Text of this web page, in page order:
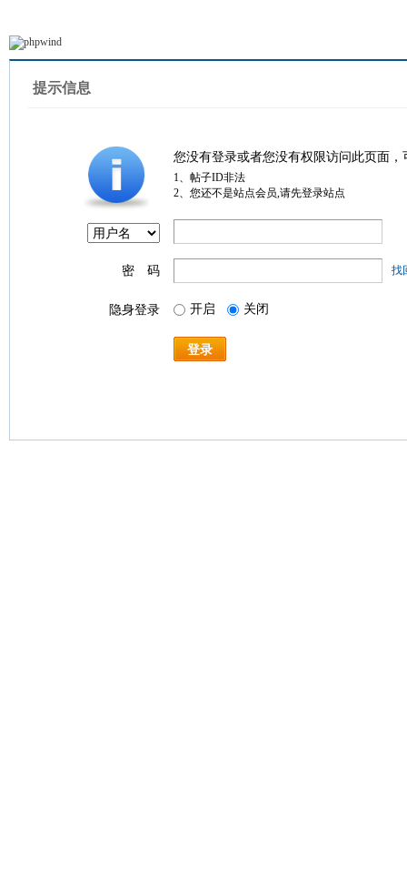
提示信息
您没有登录或者您没有权限访问此页面
1、帖子ID非法
2、您还不是站点会员,请先登录站点
密 码 找
隐身登录 开启 关闭
登录